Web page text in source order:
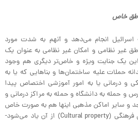
خاص
انجام می‌دهد و آنهم به شدت مورد
غیر نظامی و امکان غیر نظامی به عنوان یک
یک جنایت ویژه و خاص‌تر دیگری هم وجود
حملات علیه ساختمان‌ها و بناهایی که یا به
و درمانی یا به امور آموزشی اختصاص پیدا
و حمله به دانشگاه و حمله به مراکز درمانی و
و سایر اماکن مذهبی اینها هم به صورت خاص
–چیزی که تحت عنوان اموال فرهنگی (Cultural property) از آن یاد می‌شود-